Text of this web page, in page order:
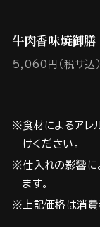
牛肉香味焼御膳
5,060円（税サ込）
※食材によるアレ
けください。
※仕入れの影響に
ます。
※上記価格は消費